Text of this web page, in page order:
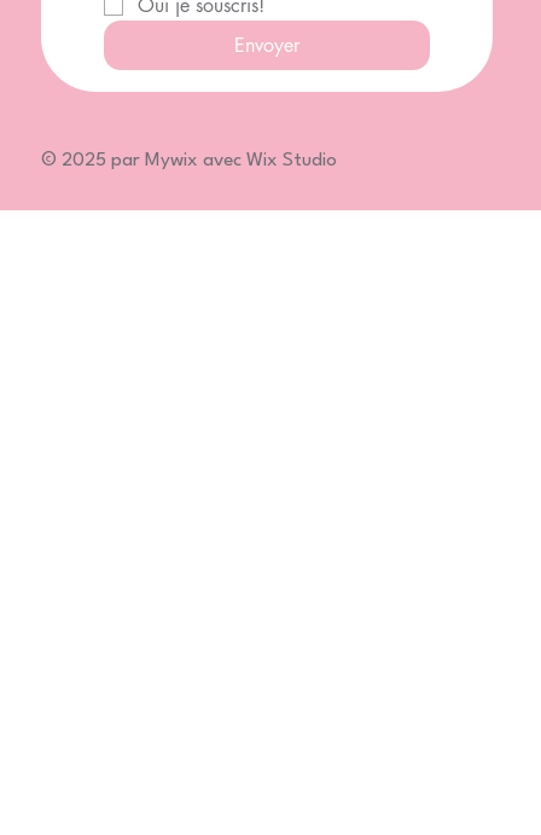
Envoyer
© 2025 par Mywix avec Wix Studio